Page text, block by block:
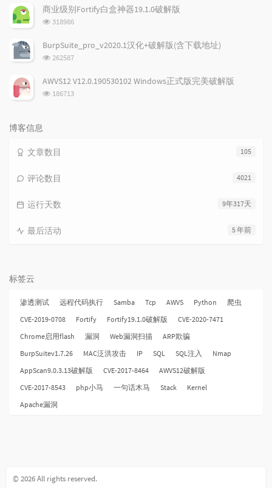
次
商业级别Fortify白盒神器19.1.0破解版
浏
次
数:
318986
BurpSuite_pro_v2020.1汉化+破解版(含下载地址)
浏
次
262587
AWVS12 V12.0.190530102 Windows正式版完美破解版
浏
186713
博客信息
105
文章数目
4021
评论数目
9年317天
运行天数
5 年前
最后活动
标签云
渗透测试 远程代码执行 Samba Tcp AWVS Python
爬虫
CVE-2019-0708
Fortify Fortify19.1.0破解版
CVE-2020-7471
Chrome启用flash
漏洞 Web漏洞扫描
ARP欺骗
BurpSuitev1.7.26
MAC泛洪攻击 IP SQL SQL注入
Nmap
AppScan9.0.3.13破解版
CVE-2017-8464
AWVS12破解版
CVE-2017-8543
php小马 一句话木马 Stack
Kernel
Apache漏洞
© 2026 All rights reserved.